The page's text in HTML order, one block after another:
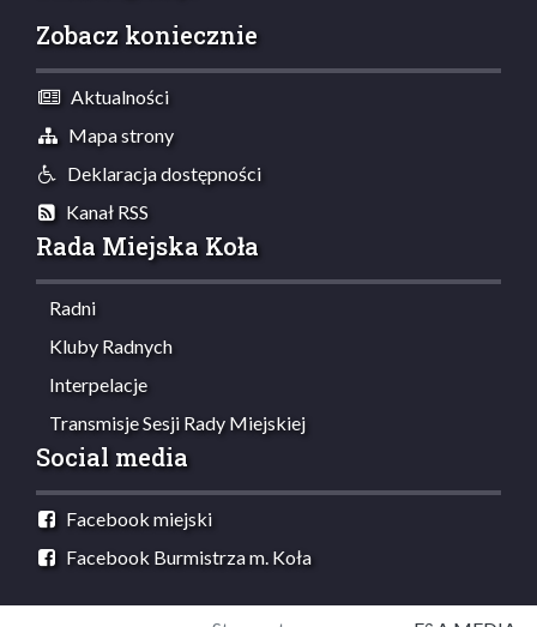
Zobacz koniecznie
Aktualności
Mapa strony
Deklaracja dostępności
Kanał RSS
Rada Miejska Koła
Radni
Kluby Radnych
Interpelacje
Transmisje Sesji Rady Miejskiej
Social media
Facebook miejski
Facebook Burmistrza m. Koła